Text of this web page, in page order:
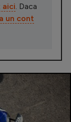
aici. Daca
un cont